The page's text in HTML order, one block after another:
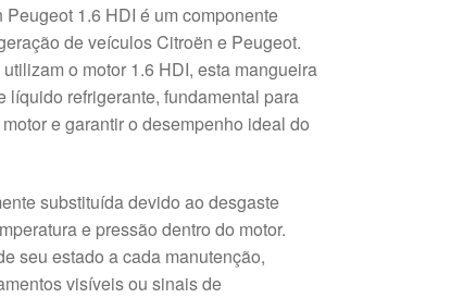
1.6 HDI é um componente
de veículos Citroën e Peugeot.
o motor 1.6 HDI, esta mangueira
líquido refrigerante, fundamental para
e garantir o desempenho ideal do
substituída devido ao desgaste
e pressão dentro do motor.
seu estado a cada manutenção,
visíveis ou sinais de